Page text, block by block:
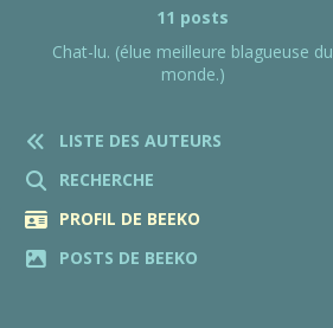
11 posts
Chat-lu. (élue meilleure blagueuse du
monde.)
LISTE DES AUTEURS
RECHERCHE
PROFIL DE BEEKO
POSTS DE BEEKO